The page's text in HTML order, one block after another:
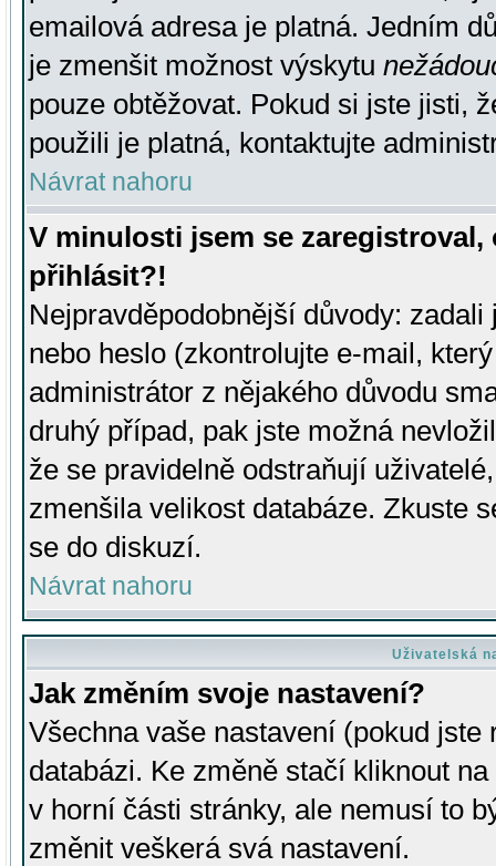
emailová adresa je platná. Jedním
je zmenšit možnost výskytu
pouze obtěžovat. Pokud si jste jisti,
použili je platná, kontaktujte
Návrat nahoru
V minulosti jsem se
přihlásit?!
Nejpravděpodobnější důvody:
nebo heslo (zkontrolujte e-mail,
administrátor z nějakého důvodu
druhý případ, pak jste možná
že se pravidelně odstraňují
zmenšila velikost databáze. Zkuste
se do diskuzí.
Návrat nahoru
Uživatelská
Jak změním svoje nastavení?
Všechna vaše nastavení (pokud
databázi. Ke změně stačí kliknout
v horní části stránky, ale nemusí to
změnit veškerá svá nastavení.